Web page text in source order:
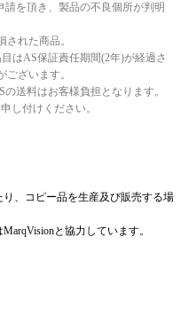
を頂き、製品の不良個所が判明
れた商品。
はAS保証責任期間(2年)が経過さ
ざいます。
送料はお客様負担となります。
し付けください。
り、コピー品を生産及び販売する場
と協力しています。